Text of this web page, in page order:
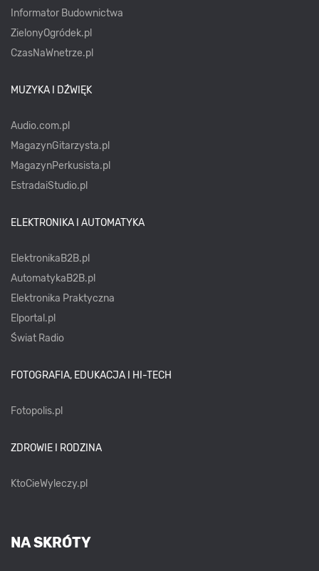
Informator Budownictwa
ZielonyOgródek.pl
CzasNaWnetrze.pl
MUZYKA I DŹWIĘK
Audio.com.pl
MagazynGitarzysta.pl
MagazynPerkusista.pl
EstradaiStudio.pl
ELEKTRONIKA I AUTOMATYKA
ElektronikaB2B.pl
AutomatykaB2B.pl
Elektronika Praktyczna
Elportal.pl
Świat Radio
FOTOGRAFIA, EDUKACJA I HI-TECH
Fotopolis.pl
ZDROWIE I RODZINA
KtoCieWyleczy.pl
NA SKRÓTY